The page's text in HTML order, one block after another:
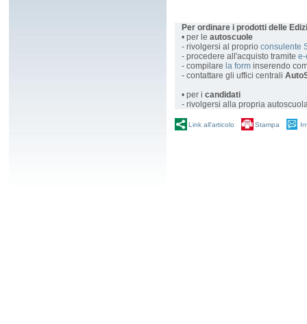
Per ordinare i prodotti delle
• per le autoscuole
- rivolgersi al proprio consulente
- procedere all'acquisto tramite e-
- compilare la form inserendo
- contattare gli uffici centrali
• per i candidati
- rivolgersi alla propria
Link all'articolo Stampa